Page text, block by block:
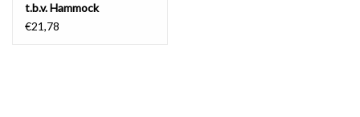
t.b.v. Hammock
toiletzitting
€21,78